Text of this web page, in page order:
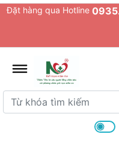
Đặt hàng qua Hotline
Từ khóa tìm kiếm